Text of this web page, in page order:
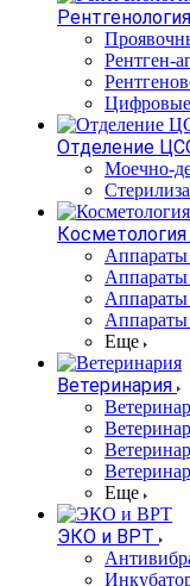
Рентгенология
Рентген-
Цифровые
Отделение
Моечно-
Аппараты
Аппараты
Аппараты
Еще
Ветеринария
Еще
ЭКО и ВРТ